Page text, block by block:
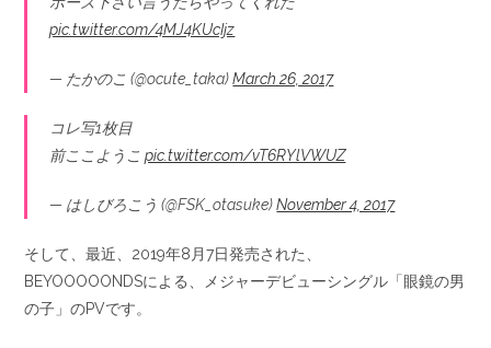
pic.twitter.com/4MJ4KUcIjz
— たかのこ (@ocute_taka)March 26, 2017
コレ写1枚目
前ここようこpic.twitter.com/vT6RYlVWUZ
— はしびろこう (@FSK_otasuke)November 4, 2017
そして、最近、2019年8月7日発売された、
BEYOOOOONDSによる、メジャーデビューシングル「眼鏡の男
の子」のPVです。